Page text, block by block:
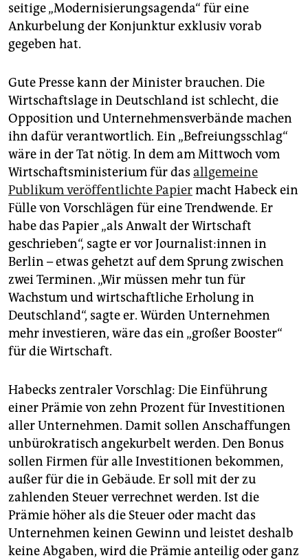
seitige „Modernisierungsagenda“ für eine
Ankurbelung der Konjunktur exklusiv vorab
gegeben hat.
Gute Presse kann der Minister brauchen. Die
Wirtschaftslage in Deutschland ist schlecht, die
Opposition und Unternehmensverbände machen
ihn dafür verantwortlich. Ein „Befreiungsschlag“
wäre in der Tat nötig. In dem am Mittwoch vom
Wirtschaftsministerium für das allgemeine
Publikum veröffentlichte Papiermacht Habeck ein
Fülle von Vorschlägen für eine Trendwende. Er
habe das Papier „als Anwalt der Wirtschaft
geschrieben“, sagte er vor Jour­na­lis­t:in­nen in
Berlin – etwas gehetzt auf dem Sprung zwischen
zwei Terminen. „Wir müssen mehr tun für
Wachstum und wirtschaftliche Erholung in
Deutschland“, sagte er. Würden Unternehmen
mehr investieren, wäre das ein „großer Booster“
für die Wirtschaft.
Habecks zentraler Vorschlag: Die Einführung
einer Prämie von zehn Prozent für Investitionen
aller Unternehmen. Damit sollen Anschaffungen
unbürokratisch angekurbelt werden. Den Bonus
sollen Firmen für alle Investitionen bekommen,
außer für die in Gebäude. Er soll mit der zu
zahlenden Steuer verrechnet werden. Ist die
Prämie höher als die Steuer oder macht das
Unternehmen keinen Gewinn und leistet deshalb
keine Abgaben, wird die Prämie anteilig oder ganz